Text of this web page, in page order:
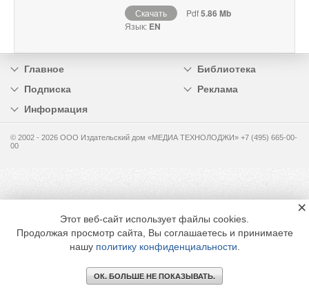
Скачать Pdf5.86 Mb
Язык: EN
Главное
Библиотека
Подписка
Реклама
Информация
© 2002 - 2026 OOO Издательский дом «МЕДИА ТЕХНОЛОДЖИ» +7 (495) 665-00-
00
Этот веб-сайт использует файлы cookies.
Продолжая просмотр сайта, Вы соглашаетесь и принимаете
нашу политику конфиденциальности
ОК. БОЛЬШЕ НЕ ПОКАЗЫВАТЬ.
×